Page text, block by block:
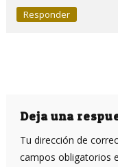
Responder
Deja una
Tu dirección de
campos obligatorios